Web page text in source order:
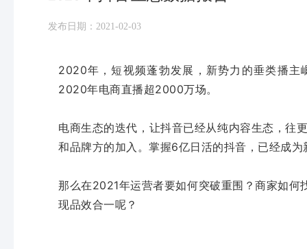
发布日期：2021-02-03
2020年，短视频蓬勃发展，新势力的垂类播
2020年电商直播超2000万场。
电商生态的迭代，让抖音已经从纯内容生态，往
和品牌方的加入。掌握6亿日活的抖音，已经成
那么在2021年运营者要如何突破重围？商家如
现品效合一呢？